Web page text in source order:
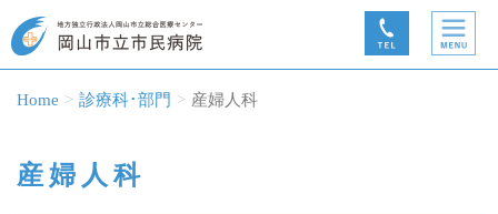
Home 診療科･部門 産婦人科
産婦人科